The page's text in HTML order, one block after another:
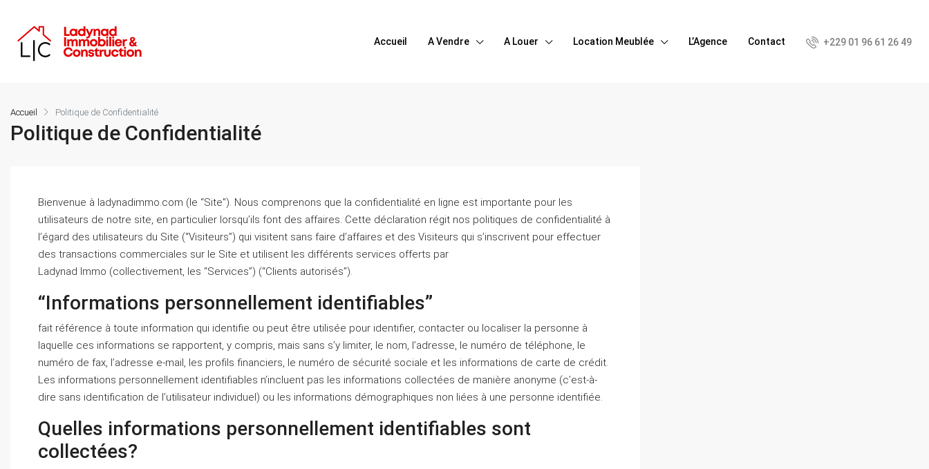
Accueil A Vendre A Louer Location Meublée L’Agence Contact +229 01 96 61 26 49
Accueil Politique de Confidentialité
Politique de Confidentialité
Bienvenue à ladynadimmo.com (le “Site”). Nous comprenons que la confidentialité en ligne est importante pour les
utilisateurs de notre site, en particulier lorsqu’ils font des affaires. Cette déclaration régit nos politiques de confidentialité à
l’égard des utilisateurs du Site (“Visiteurs”) qui visitent sans faire d’affaires et des Visiteurs qui s’inscrivent pour effectuer
des transactions commerciales sur le Site et utilisent les différents services offerts par
Ladynad Immo (collectivement, les “Services”) (“Clients autorisés”).
“Informations personnellement identifiables”
fait référence à toute information qui identifie ou peut être utilisée pour identifier, contacter ou localiser la personne à
laquelle ces informations se rapportent, y compris, mais sans s’y limiter, le nom, l’adresse, le numéro de téléphone, le
numéro de fax, l’adresse e-mail, les profils financiers, le numéro de sécurité sociale et les informations de carte de crédit.
Les informations personnellement identifiables n’incluent pas les informations collectées de manière anonyme (c’est-à-
dire sans identification de l’utilisateur individuel) ou les informations démographiques non liées à une personne identifiée.
Quelles informations personnellement identifiables sont
collectées?